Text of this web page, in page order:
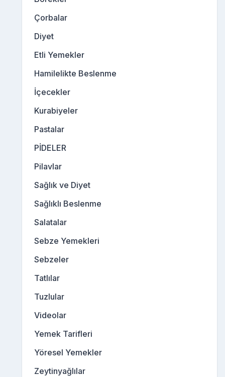
Çorbalar
Diyet
Etli Yemekler
Hamilelikte Beslenme
İçecekler
Kurabiyeler
Pastalar
PİDELER
Pilavlar
Sağlık ve Diyet
Sağlıklı Beslenme
Salatalar
Sebze Yemekleri
Sebzeler
Tatlılar
Tuzlular
Videolar
Yemek Tarifleri
Yöresel Yemekler
Zeytinyağlılar